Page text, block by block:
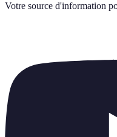
Votre source d'information